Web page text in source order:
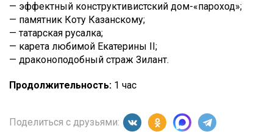
— эффектный конструктивистский дом-«пароход»;
— памятник Коту Казанскому;
— татарская русалка;
— карета любимой Екатерины II;
— драконоподобный страж Зилант.
Продолжительность: 1 час
Поделиться с друзьями: